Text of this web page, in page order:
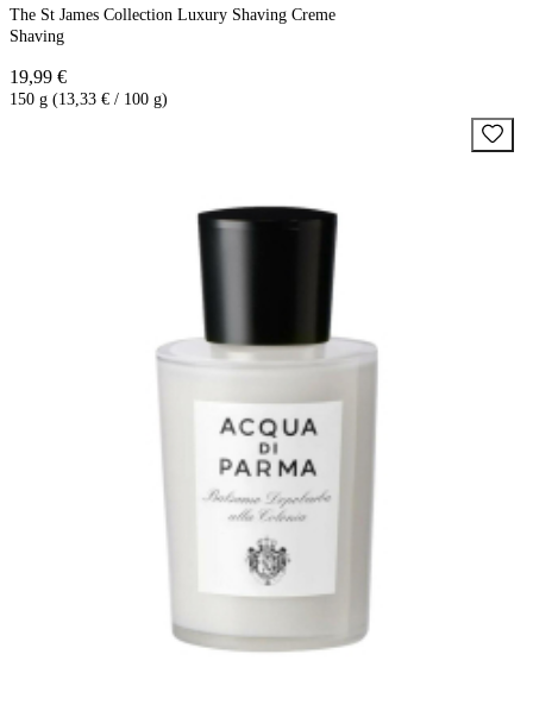
The St James Collection Luxury Shaving Creme
Shaving
19,99 €
150 g (13,33 € / 100 g)